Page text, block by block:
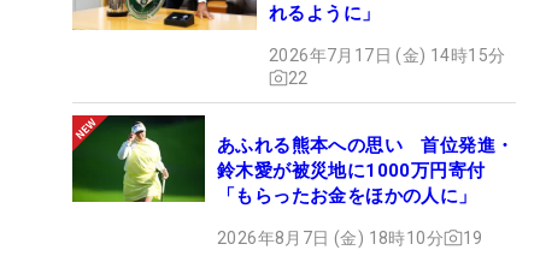
れるように」
2026年7月17日 (金) 14時15分
22
あふれる熊本への思い 首位発進・
鈴木愛が被災地に1000万円寄付
「もらったお金をほかの人に」
2026年8月7日 (金) 18時10分 19